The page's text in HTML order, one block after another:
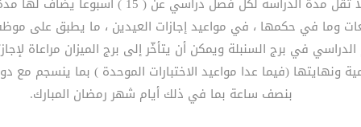
ونهايتها (فيما عدا مواعيد الاختبارات الموحدة ) بما ينسجم
بنصف ساعة بما في ذلك أيام شهر رمضان المبارك.